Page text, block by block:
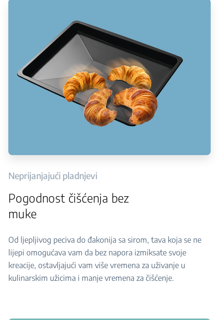
Neprijanjajući pladnjevi
Pogodnost čišćenja bez
muke
Od ljepljivog peciva do đakonija sa sirom, tava koja se ne
lijepi omogućava vam da bez napora izmiksate svoje
kreacije, ostavljajući vam više vremena za uživanje u
kulinarskim užicima i manje vremena za čišćenje.